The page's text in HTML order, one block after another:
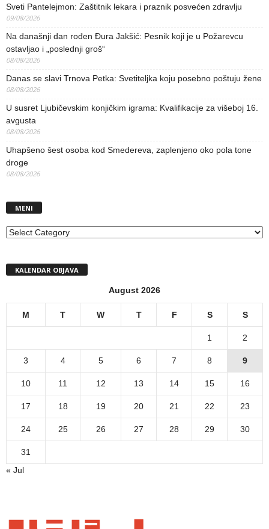
Sveti Pantelejmon: Zaštitnik lekara i praznik posvećen zdravlju
09/08/2026
Na današnji dan rođen Đura Jakšić: Pesnik koji je u Požarevcu
ostavljao i „poslednji groš“
08/08/2026
Danas se slavi Trnova Petka: Svetiteljka koju posebno poštuju žene
08/08/2026
U susret Ljubičevskim konjičkim igrama: Kvalifikacije za višeboj 16.
avgusta
08/08/2026
Uhapšeno šest osoba kod Smedereva, zaplenjeno oko pola tone
droge
08/08/2026
MENI
MENI
KALENDAR OBJAVA
August 2026
M T W T F S S
1 2
3 4 5 6 7 8 9
10 11 12 13 14 15 16
17 18 19 20 21 22 23
24 25 26 27 28 29 30
31
« Jul